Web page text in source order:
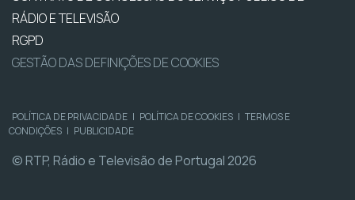
RÁDIO E TELEVISÃO
RGPD
GESTÃO DAS DEFINIÇÕES DE COOKIES
POLÍTICA DE PRIVACIDADE | POLÍTICA DE COOKIES | TERMOS E
CONDIÇÕES | PUBLICIDADE
© RTP, Rádio e Televisão de Portugal 2026